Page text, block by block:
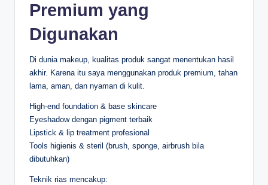
Premium yang
Digunakan
Di dunia makeup, kualitas produk sangat menentukan hasil
akhir. Karena itu saya menggunakan produk premium, tahan
lama, aman, dan nyaman di kulit.
High-end foundation & base skincare
Eyeshadow dengan pigment terbaik
Lipstick & lip treatment profesional
Tools higienis & steril (brush, sponge, airbrush bila
dibutuhkan)
Teknik rias mencakup: